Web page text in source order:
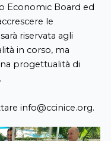
Economic Board ed
le
riservata agli
in corso, ma
progettualità di
info@ccinice.org.